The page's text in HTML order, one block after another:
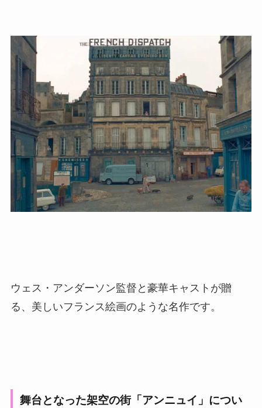
ウェス・アンダーソン監督と豪華キャストが贈
る、美しいフランス絵画のような名作です。
舞台となった架空の街「アンニュイ」につい